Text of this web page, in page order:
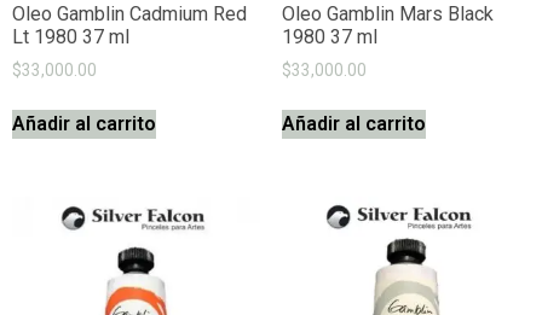
Oleo Gamblin Cadmium Red
Lt 1980 37 ml
$33,000.00
Añadir al carrito
Oleo Gamblin Mars Black
1980 37 ml
$33,000.00
Añadir al carrito